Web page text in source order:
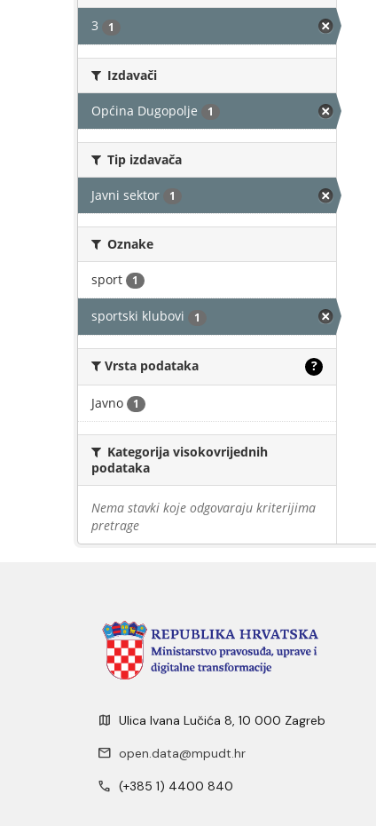
3 1
Izdavači
Općina Dugopolje 1
Tip izdavača
Javni sektor 1
Oznake
sport 1
sportski klubovi 1
Vrsta podataka ?
Javno 1
Kategorija visokovrijednih
podataka
Nema stavki koje odgovaraju kriterijima
pretrage